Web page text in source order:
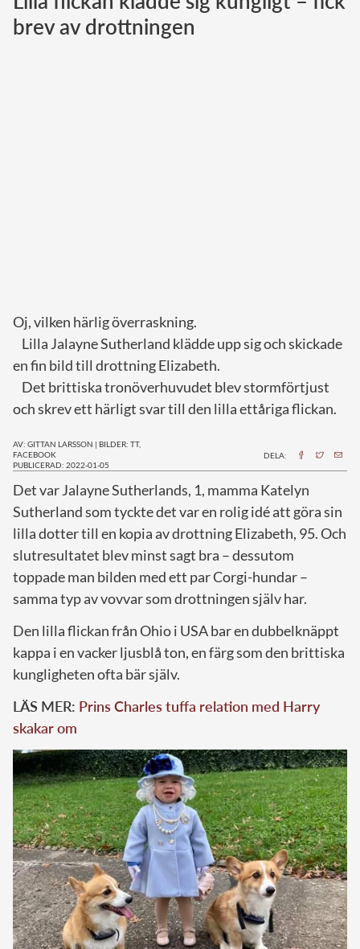
Norska kungahuset
brev av drottningen
Oj, vilken härlig överraskning.
Lilla Jalayne Sutherland klädde upp sig och skickade
en fin bild till drottning Elizabeth.
Det brittiska tronöverhuvudet blev stormförtjust
och skrev ett härligt svar till den lilla ettåriga flickan.
AV: GITTAN LARSSON | BILDER: TT,
FACEBOOK
PUBLICERAD: 2022-01-05
DELA:
Det var Jalayne Sutherlands, 1, mamma Katelyn
Sutherland som tyckte det var en rolig idé att göra sin
lilla dotter till en kopia av drottning Elizabeth, 95. Och
slutresultatet blev minst sagt bra – dessutom
toppade man bilden med ett par Corgi-hundar –
samma typ av vovvar som drottningen själv har.
Den lilla flickan från Ohio i USA bar en dubbelknäppt
kappa i en vacker ljusblå ton, en färg som den brittiska
kungligheten ofta bär själv.
LÄS MER: Prins Charles tuffa relation med Harry
skakar om